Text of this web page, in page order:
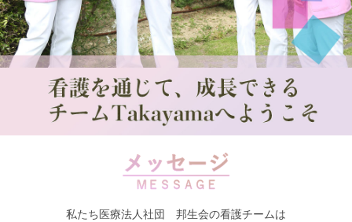
私たち医療法人社団 邦生会の看護チームは